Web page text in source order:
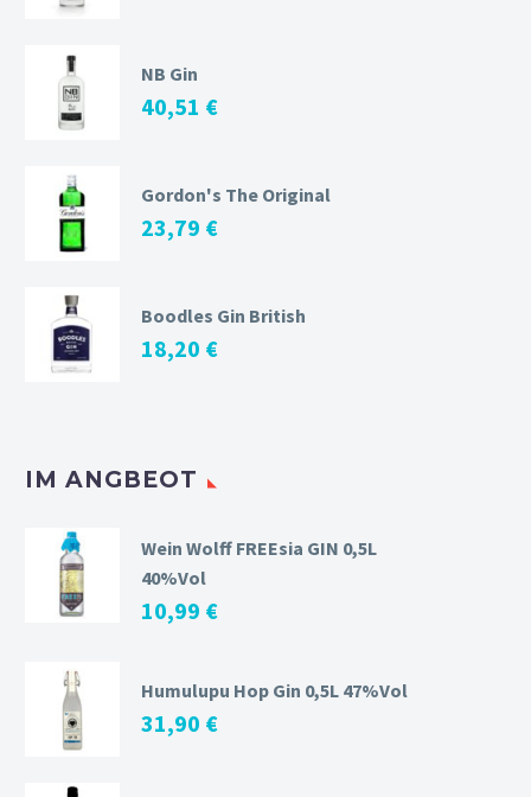
NB Gin
40,51 €
Gordon's The Original
23,79 €
Boodles Gin British
18,20 €
IM ANGBEOT
Wein Wolff FREEsia GIN 0,5L
40%Vol
10,99 €
Humulupu Hop Gin 0,5L 47%Vol
31,90 €